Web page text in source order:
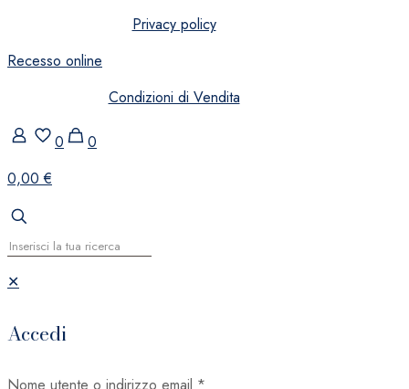
Privacy policy
Recesso online
Condizioni di Vendita
0
0
0,00 €
✕
Accedi